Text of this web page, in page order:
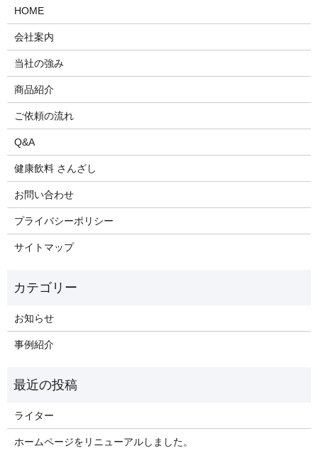
HOME
会社案内
当社の強み
商品紹介
ご依頼の流れ
Q&A
健康飲料 さんざし
お問い合わせ
プライバシーポリシー
サイトマップ
お知らせ
事例紹介
ライター
ホームページをリニューアルしました。